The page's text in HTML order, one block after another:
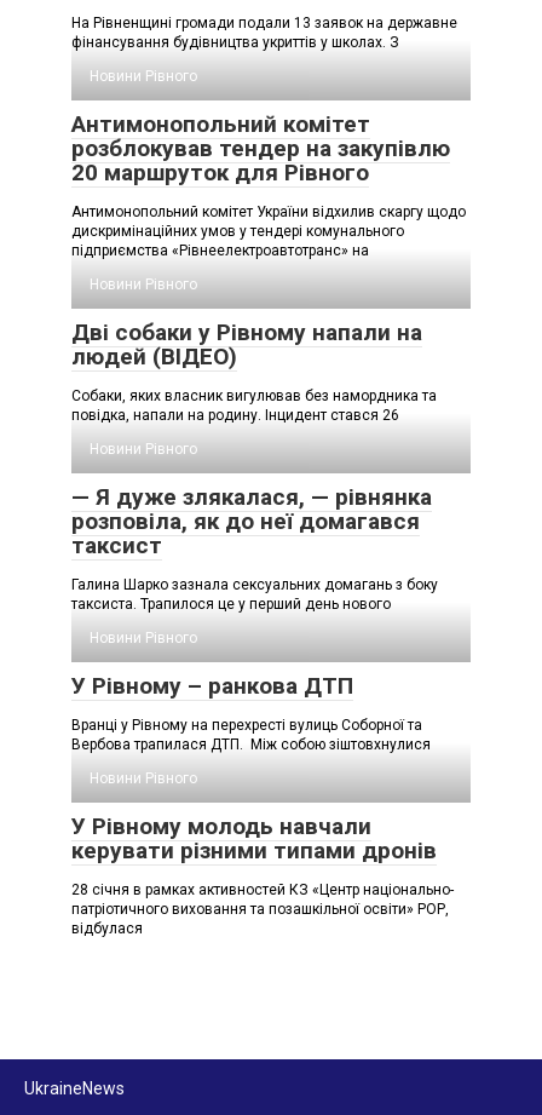
На Рівненщині громади подали 13 заявок на державне
фінансування будівництва укриттів у школах. З
Новини Рівного
Антимонопольний комітет
розблокував тендер на закупівлю
20 маршруток для Рівного
Антимонопольний комітет України відхилив скаргу щодо
дискримінаційних умов у тендері комунального
підприємства «Рівнеелектроавтотранс» на
Новини Рівного
Дві собаки у Рівному напали на
людей (ВІДЕО)
Собаки, яких власник вигулював без намордника та
повідка, напали на родину. Інцидент стався 26
Новини Рівного
— Я дуже злякалася, — рівнянка
розповіла, як до неї домагався
таксист
Галина Шарко зазнала сексуальних домагань з боку
таксиста. Трапилося це у перший день нового
Новини Рівного
У Рівному – ранкова ДТП
Вранці у Рівному на перехресті вулиць Соборної та
Вербова трапилася ДТП. Між собою зіштовхнулися
Новини Рівного
У Рівному молодь навчали
керувати різними типами дронів
28 січня в рамках активностей КЗ «Центр національно-
патріотичного виховання та позашкільної освіти» РОР,
відбулася
UkraineNews